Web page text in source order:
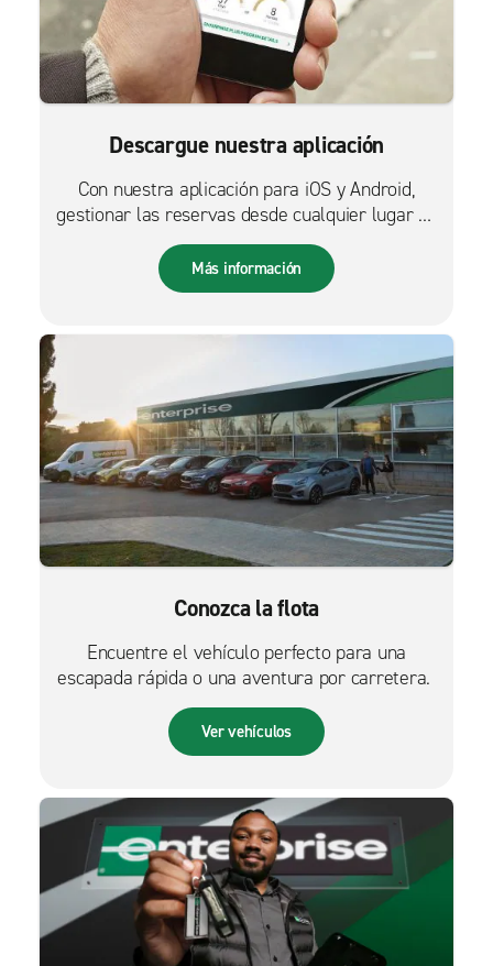
Descargue nuestra aplicación
Con nuestra aplicación para iOS y Android,
gestionar las reservas desde cualquier lugar es
más fácil que nunca.
Más información
Conozca la flota
Encuentre el vehículo perfecto para una
escapada rápida o una aventura por carretera.
Ver vehículos